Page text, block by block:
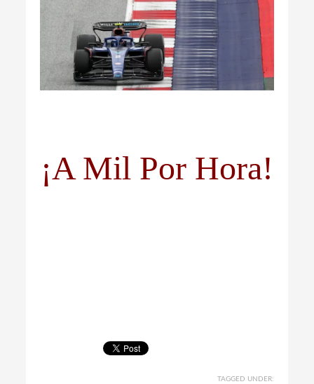
¡A Mil Por Hora!
TAGGED UNDER: